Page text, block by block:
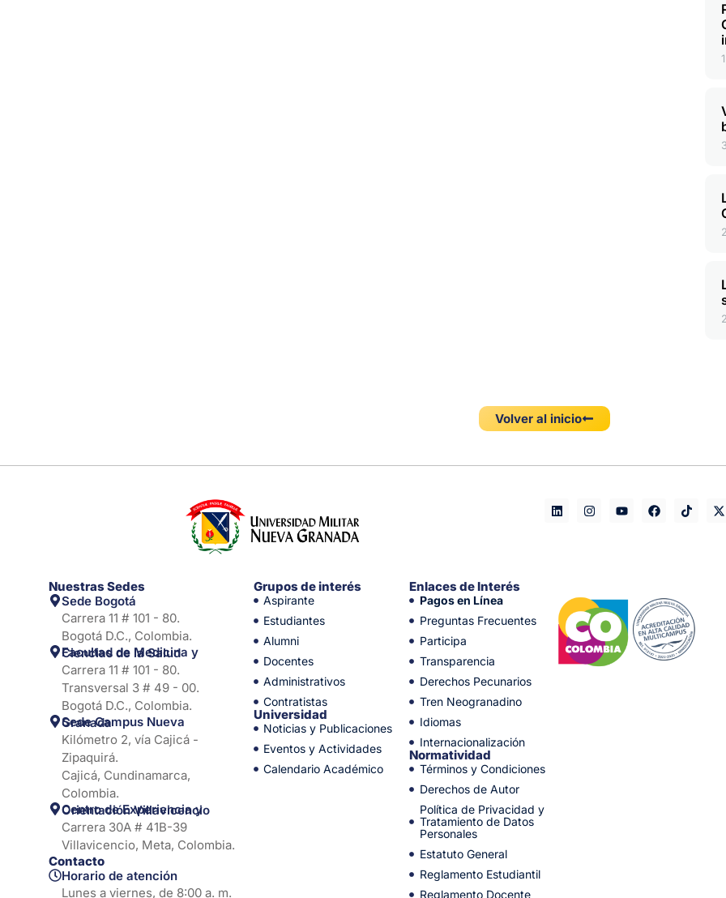
Volver al inicio
Nuestras Sedes
Sede Bogotá
Carrera 11 # 101 - 80.
Bogotá D.C., Colombia.
Facultad de Medicina y Ciencias de la Salud
Carrera 11 # 101 - 80.
Transversal 3 # 49 - 00.
Bogotá D.C., Colombia.
Sede Campus Nueva Granada
Kilómetro 2, vía Cajicá -
Zipaquirá.
Cajicá, Cundinamarca,
Colombia.
Centro de Experiencia y Orientación Villavicencio
Carrera 30A # 41B-39
Villavicencio, Meta, Colombia.
Contacto
Horario de atención
Lunes a viernes, de 8:00 a. m.
Grupos de interés
Aspirante
Estudiantes
Alumni
Docentes
Administrativos
Contratistas
Universidad
Noticias y Publicaciones
Eventos y Actividades
Calendario Académico
Enlaces de Interés
Pagos en Línea
Preguntas Frecuentes
Participa
Transparencia
Derechos Pecunarios
Tren Neogranadino
Idiomas
Internacionalización
Normatividad
Términos y Condiciones
Derechos de Autor
Política de Privacidad y
Tratamiento de Datos
Personales
Estatuto General
Reglamento Estudiantil
Reglamento Docente